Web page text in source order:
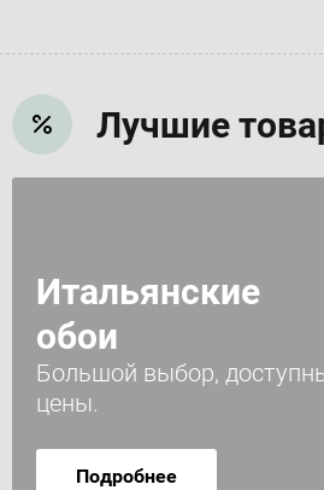
Лучшие
Итальянские
обои
Большой выбор,
цены.
Подробнее